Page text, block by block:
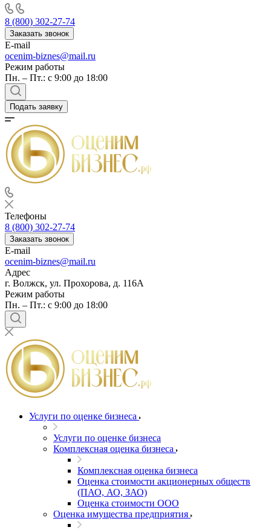
8 (800) 302-27-74
Заказать звонок
E-mail
ocenim-biznes@mail.ru
Режим работы
Пн. – Пт.: с 9:00 до 18:00
Подать заявку
Телефоны
8 (800) 302-27-74
Заказать звонок
E-mail
ocenim-biznes@mail.ru
Адрес
г. Волжск, ул. Прохорова, д. 116А
Режим работы
Пн. – Пт.: с 9:00 до 18:00
Услуги по оценке бизнеса
Услуги по оценке бизнеса
Комплексная оценка бизнеса
Комплексная оценка бизнеса
Оценка стоимости акционерных обществ
(ПАО, АО, ЗАО)
Оценка стоимости ООО
Оценка имущества предприятия